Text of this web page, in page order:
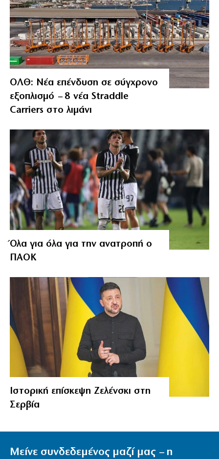
ΟΛΘ: Νέα επένδυση σε σύγχρονο
εξοπλισμό – 8 νέα Straddle
Carriers στο λιμάνι
Όλα για όλα για την ανατροπή ο
ΠΑΟΚ
Ιστορική επίσκεψη Ζελένσκι στη
Σερβία
Μείνε συνδεδεμένος μαζί μας – η